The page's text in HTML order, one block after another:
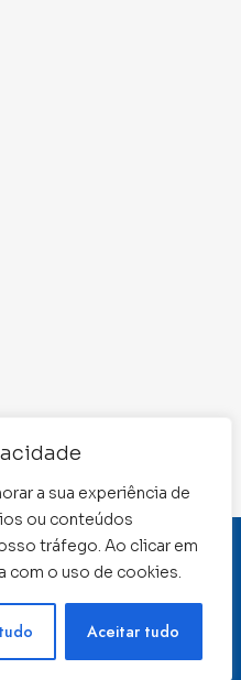
a sua experiência de
ou conteúdos
tráfego. Ao clicar em
com o uso de cookies.
Aceitar tudo
0001-11
de Goiás 2022 –
reservados
de ajuda ?